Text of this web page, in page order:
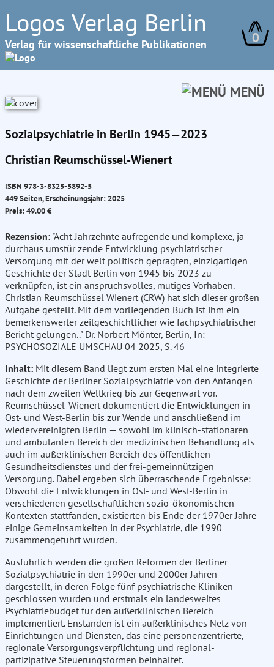
Logos Verlag Berlin
Verlag für wissenschaftliche Publikationen 0
MENÜ
Sozialpsychiatrie in Berlin 1945—2023
Christian Reumschüssel-Wienert
ISBN 978-3-8325-5892-5
449 Seiten, Erscheinungsjahr: 2025
Preis: 49.00 €
Rezension: "Acht Jahrzehnte aufregende und komplexe, ja
durchaus umstür zende Entwicklung psychiatrischer
Versorgung mit der welt politisch geprägten, einzigartigen
Geschichte der Stadt Berlin von 1945 bis 2023 zu
verknüpfen, ist ein anspruchsvolles, mutiges Vorhaben.
Christian Reumschüssel Wienert (CRW) hat sich dieser großen
Aufgabe gestellt. Mit dem vorliegenden Buch ist ihm ein
bemerkenswerter zeitgeschichtlicher wie fachpsychiatrischer
Bericht gelungen.." Dr. Norbert Mönter, Berlin, In:
PSYCHOSOZIALE UMSCHAU 04 2025, S. 46
Inhalt: Mit diesem Band liegt zum ersten Mal eine integrierte
Geschichte der Berliner Sozialpsychiatrie von den Anfängen
nach dem zweiten Weltkrieg bis zur Gegenwart vor.
Reumschüssel-Wienert dokumentiert die Entwicklungen in
Ost- und West-Berlin bis zur Wende und anschließend im
wiedervereinigten Berlin — sowohl im klinisch-stationären
und ambulanten Bereich der medizinischen Behandlung als
auch im außerklinischen Bereich des öffentlichen
Gesundheitsdienstes und der frei-gemeinnützigen
Versorgung. Dabei ergeben sich überraschende Ergebnisse:
Obwohl die Entwicklungen in Ost- und West-Berlin in
verschiedenen gesellschaftlichen sozio-ökonomischen
Kontexten stattfanden, existierten bis Ende der 1970er Jahre
einige Gemeinsamkeiten in der Psychiatrie, die 1990
zusammengeführt wurden.
Ausführlich werden die großen Reformen der Berliner
Sozialpsychiatrie in den 1990er und 2000er Jahren
dargestellt, in deren Folge fünf psychiatrische Kliniken
geschlossen wurden und erstmals ein landesweites
Psychiatriebudget für den außerklinischen Bereich
implementiert. Enstanden ist ein außerklinisches Netz von
Einrichtungen und Diensten, das eine personenzentrierte,
regionale Versorgungsverpflichtung und regional-
partizipative Steuerungsformen beinhaltet.